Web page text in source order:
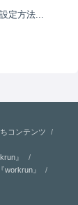
定方法...
コンテンツ
』
workrun』